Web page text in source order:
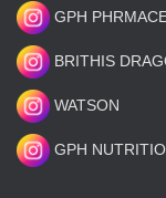
GPH
BRITHIS
WATSON
GPH